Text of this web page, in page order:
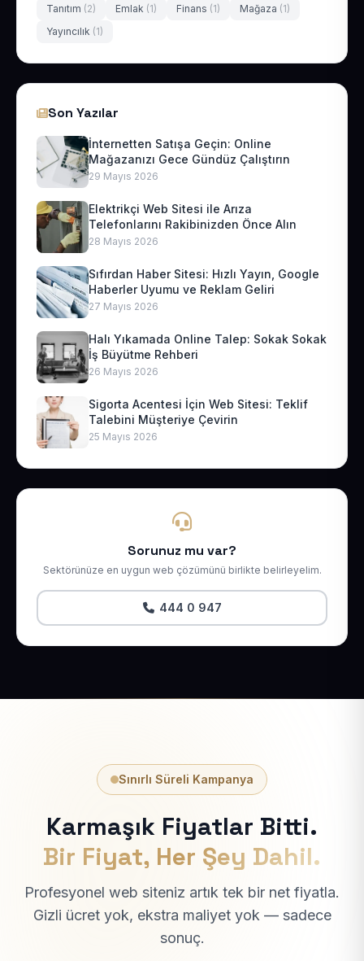
Tanıtım (2) Emlak (1) Finans (1) Mağaza (1)
Yayıncılık (1)
Son Yazılar
İnternetten Satışa Geçin: Online
Mağazanızı Gece Gündüz Çalıştırın
29 Mayıs 2026
Elektrikçi Web Sitesi ile Arıza
Telefonlarını Rakibinizden Önce Alın
28 Mayıs 2026
Sıfırdan Haber Sitesi: Hızlı Yayın, Google
Haberler Uyumu ve Reklam Geliri
27 Mayıs 2026
Halı Yıkamada Online Talep: Sokak Sokak
İş Büyütme Rehberi
26 Mayıs 2026
Sigorta Acentesi İçin Web Sitesi: Teklif
Talebini Müşteriye Çevirin
25 Mayıs 2026
Sorunuz mu var?
Sektörünüze en uygun web çözümünü birlikte belirleyelim.
444 0 947
Sınırlı Süreli Kampanya
Karmaşık Fiyatlar Bitti.
Bir Fiyat, Her Şey Dahil.
Profesyonel web siteniz artık tek bir net fiyatla.
Gizli ücret yok, ekstra maliyet yok — sadece
sonuç.